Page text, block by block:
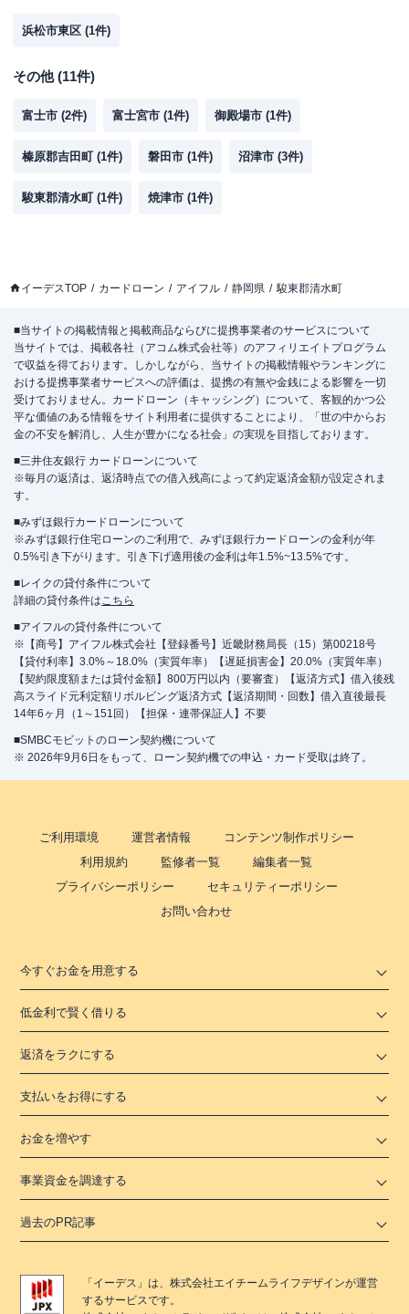
浜松市東区 (1件)
その他(11件)
富士市 (2件) 富士宮市 (1件) 御殿場市 (1件)
榛原郡吉田町 (1件) 磐田市 (1件) 沼津市 (3件)
駿東郡清水町 (1件) 焼津市 (1件)
イーデスTOP カードローン アイフル 静岡県 駿東郡清水町
■当サイトの掲載情報と掲載商品ならびに提携事業者のサービスについて
当サイトでは、掲載各社（アコム株式会社等）のアフィリエイトプログラム
で収益を得ております。しかしながら、当サイトの掲載情報やランキングに
おける提携事業者サービスへの評価は、提携の有無や金銭による影響を一切
受けておりません。カードローン（キャッシング）について、客観的かつ公
平な価値のある情報をサイト利用者に提供することにより、「世の中からお
金の不安を解消し、人生が豊かになる社会」の実現を目指しております。
■三井住友銀行 カードローンについて
※毎月の返済は、返済時点での借入残高によって約定返済金額が設定されま
す。
■みずほ銀行カードローンについて
※みずほ銀行住宅ローンのご利用で、みずほ銀行カードローンの金利が年
0.5%引き下がります。引き下げ適用後の金利は年1.5%~13.5%です。
■レイクの貸付条件について
詳細の貸付条件はこちら
■アイフルの貸付条件について
※【商号】アイフル株式会社【登録番号】近畿財務局長（15）第00218号
【貸付利率】3.0%～18.0%（実質年率）【遅延損害金】20.0%（実質年率）
【契約限度額または貸付金額】800万円以内（要審査）【返済方式】借入後残
高スライド元利定額リボルビング返済方式【返済期間・回数】借入直後最長
14年6ヶ月（1～151回）【担保・連帯保証人】不要
■SMBCモビットのローン契約機について
※ 2026年9月6日をもって、ローン契約機での申込・カード受取は終了。
ご利用環境 運営者情報
コンテンツ制作ポリシー
利用規約
監修者一覧
編集者一覧
プライバシーポリシー
セキュリティーポリシー
お問い合わせ
今すぐお金を用意する
低金利で賢く借りる
返済をラクにする
支払いをお得にする
お金を増やす
事業資金を調達する
過去のPR記事
「 イーデス 」は、株式会社エイチームライフデザインが運営
するサービスです。